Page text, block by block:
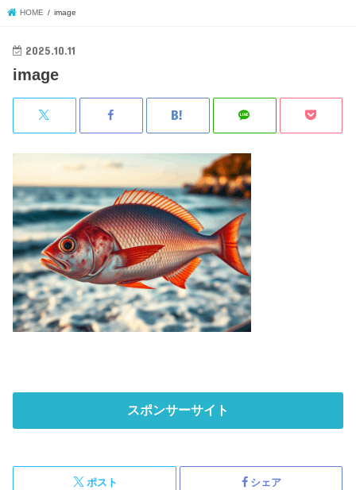
HOME image
2025.10.11
image
スポンサーサイト
ポスト シェア